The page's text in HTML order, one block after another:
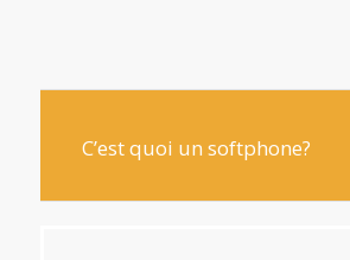
C’est quoi un softphone?